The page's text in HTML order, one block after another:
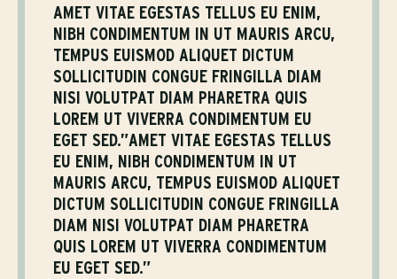
AMET VITAE EGESTAS TELLUS EU ENIM,
NIBH CONDIMENTUM IN UT MAURIS ARCU,
TEMPUS EUISMOD ALIQUET DICTUM
SOLLICITUDIN CONGUE FRINGILLA DIAM
NISI VOLUTPAT DIAM PHARETRA QUIS
LOREM UT VIVERRA CONDIMENTUM EU
EGET SED.”AMET VITAE EGESTAS TELLUS
EU ENIM, NIBH CONDIMENTUM IN UT
MAURIS ARCU, TEMPUS EUISMOD ALIQUET
DICTUM SOLLICITUDIN CONGUE FRINGILLA
DIAM NISI VOLUTPAT DIAM PHARETRA
QUIS LOREM UT VIVERRA CONDIMENTUM
EU EGET SED.”